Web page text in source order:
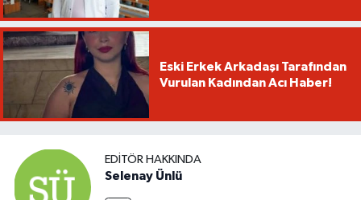
Eski Erkek Arkadaşı Tarafından
Vurulan Kadından Acı Haber!
EDITÖR HAKKINDA
Selenay Ünlü